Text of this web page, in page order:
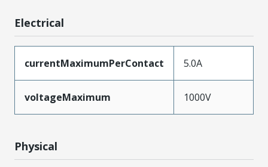
Electrical
currentMaximumPerContact 5.0A
voltageMaximum 1000V
Physical